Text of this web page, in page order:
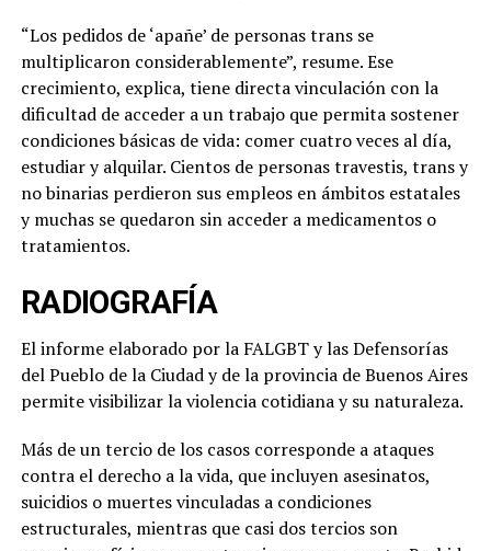
“Los pedidos de ‘apañe’ de personas trans se
multiplicaron considerablemente”, resume. Ese
crecimiento, explica, tiene directa vinculación con la
dificultad de acceder a un trabajo que permita sostener
condiciones básicas de vida: comer cuatro veces al día,
estudiar y alquilar. Cientos de personas travestis, trans y
no binarias perdieron sus empleos en ámbitos estatales
y muchas se quedaron sin acceder a medicamentos o
tratamientos.
RADIOGRAFÍA
El informe elaborado por la FALGBT y las Defensorías
del Pueblo de la Ciudad y de la provincia de Buenos Aires
permite visibilizar la violencia cotidiana y su naturaleza.
Más de un tercio de los casos corresponde a ataques
contra el derecho a la vida, que incluyen asesinatos,
suicidios o muertes vinculadas a condiciones
estructurales, mientras que casi dos tercios son